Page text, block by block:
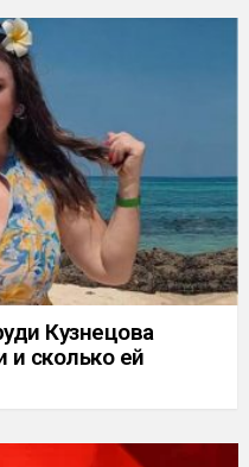
Кузнецова
и сколько ей